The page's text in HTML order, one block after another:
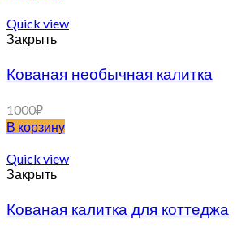
Quick view
Закрыть
Кованая необычная калитка
1000₽
В корзину
Quick view
Закрыть
Кованая калитка для коттеджа